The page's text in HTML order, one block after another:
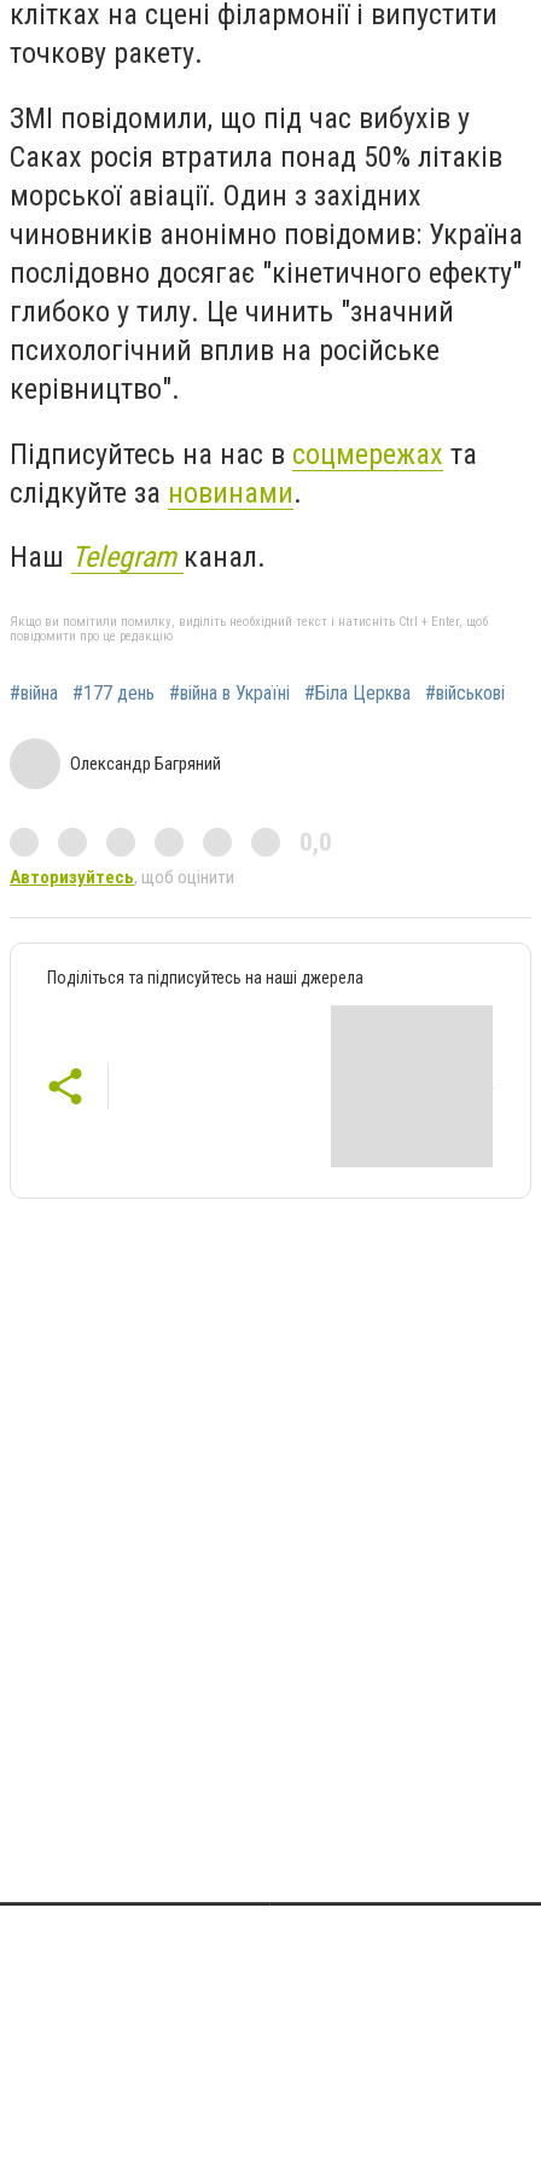
клітках на сцені філармонії і випустити
точкову ракету.
ЗМІ повідомили, що під час вибухів у
Саках росія втратила понад 50% літаків
морської авіації. Один з західних
чиновників анонімно повідомив: Україна
послідовно досягає "кінетичного ефекту"
глибоко у тилу. Це чинить "значний
психологічний вплив на російське
керівництво".
Підписуйтесь на нас в соцмережах та
слідкуйте за новинами.
Наш Telegram канал.
Якщо ви помітили помилку, виділіть необхідний текст і натисніть Ctrl + Enter, щоб
повідомити про це редакцію
#війна #177 день #війна в Україні #Біла Церква #військові
Олександр Багряний
0,0
Авторизуйтесь, щоб оцінити
Поділіться та підписуйтесь на наші джерела